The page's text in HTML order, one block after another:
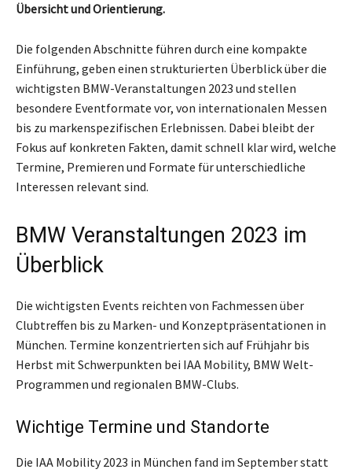
Übersicht und Orientierung.
Die folgenden Abschnitte führen durch eine kompakte
Einführung, geben einen strukturierten Überblick über die
wichtigsten BMW-Veranstaltungen 2023 und stellen
besondere Eventformate vor, von internationalen Messen
bis zu markenspezifischen Erlebnissen. Dabei bleibt der
Fokus auf konkreten Fakten, damit schnell klar wird, welche
Termine, Premieren und Formate für unterschiedliche
Interessen relevant sind.
BMW Veranstaltungen 2023 im
Überblick
Die wichtigsten Events reichten von Fachmessen über
Clubtreffen bis zu Marken- und Konzeptpräsentationen in
München. Termine konzentrierten sich auf Frühjahr bis
Herbst mit Schwerpunkten bei IAA Mobility, BMW Welt-
Programmen und regionalen BMW-Clubs.
Wichtige Termine und Standorte
Die IAA Mobility 2023 in München fand im September statt